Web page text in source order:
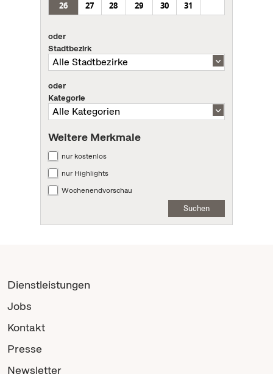
26
27 28 29 30 31
oder
Stadtbezirk
oder
Kategorie
Weitere Merkmale
nur kostenlos
nur Highlights
Wochenendvorschau
Suchen
Dienstleistungen
Jobs
Kontakt
Presse
Newsletter